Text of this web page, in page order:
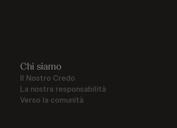
Chi siamo
Il Nostro Credo
La nostra responsabilità
Verso la comunità